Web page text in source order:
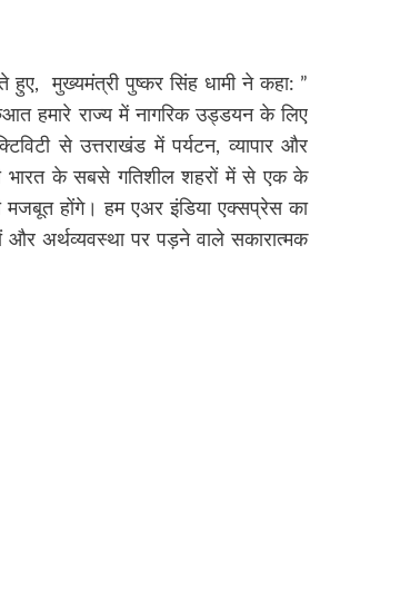
हुए,
मुख्यमंत्री पुष्कर सिंह धामी ने कहा: ”
हमारे राज्य में नागरिक उड्डयन के लिए
से उत्तराखंड में पर्यटन, व्यापार और
भारत के सबसे गतिशील शहरों में से एक के
मजबूत होंगे। हम एअर इंडिया एक्सप्रेस का
अर्थव्यवस्था पर पड़ने वाले सकारात्मक